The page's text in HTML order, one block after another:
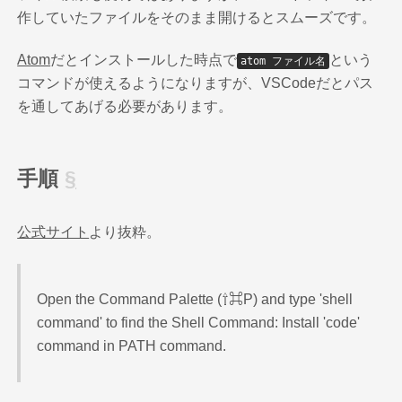
作していたファイルをそのまま開けるとスムーズです。
Atomだとインストールした時点で atom ファイル名
という
コマンドが使えるようになりますが、VSCodeだとパス
を通してあげる必要があります。
手順
公式サイト より抜粋。
Open the Command Palette (⇧⌘P) and type 'shell
command' to find the Shell Command: Install 'code'
command in PATH command.